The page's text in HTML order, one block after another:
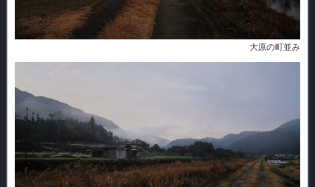
大原の町並み